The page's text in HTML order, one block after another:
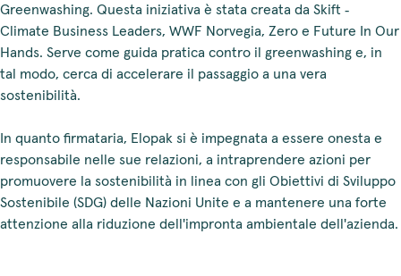
Greenwashing. Questa iniziativa è stata creata da Skift ‑
Climate Business Leaders, WWF Norvegia, Zero e Future In Our
Hands. Serve come guida pratica contro il greenwashing e, in
tal modo, cerca di accelerare il passaggio a una vera
sostenibilità.
In quanto firmataria, Elopak si è impegnata a essere onesta e
responsabile nelle sue relazioni, a intraprendere azioni per
promuovere la sostenibilità in linea con gli Obiettivi di Sviluppo
Sostenibile (SDG) delle Nazioni Unite e a mantenere una forte
attenzione alla riduzione dell'impronta ambientale dell'azienda.